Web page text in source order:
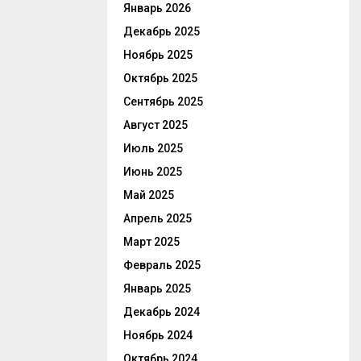
Январь 2026
Декабрь 2025
Ноябрь 2025
Октябрь 2025
Сентябрь 2025
Август 2025
Июль 2025
Июнь 2025
Май 2025
Апрель 2025
Март 2025
Февраль 2025
Январь 2025
Декабрь 2024
Ноябрь 2024